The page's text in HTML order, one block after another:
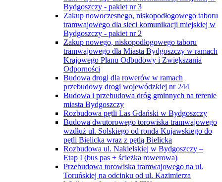
Bydgoszczy - pakiet nr 3
Zakup nowoczesnego, niskopodłogowego taboru
tramwajowego dla sieci komunikacji miejskiej w
Bydgoszczy - pakiet nr 2
Zakup nowego, niskopodłogowego taboru
tramwajowego dla Miasta Bydgoszczy w ramach
Krajowego Planu Odbudowy i Zwiększania
Odporności
Budowa drogi dla rowerów w ramach
przebudowy drogi wojewódzkiej nr 244
Budowa i przebudowa dróg gminnych na terenie
miasta Bydgoszczy
Rozbudowa pętli Las Gdański w Bydgoszczy
Budowa dwutorowego torowiska tramwajowego
wzdłuż ul. Solskiego od ronda Kujawskiego do
pętli Bielicka wraz z pętlą Bielicka
Rozbudowa ul. Nakielskiej w Bydgoszczy –
Etap I (bus pas + ścieżka rowerowa)
Przebudowa torowiska tramwajowego na ul.
Toruńskiej na odcinku od ul. Kazimierza